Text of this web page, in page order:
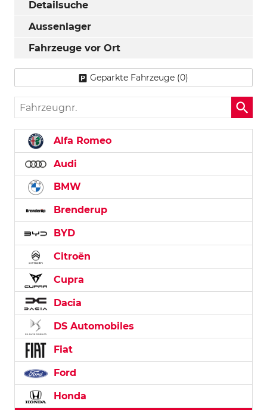
Detailsuche
Aussenlager
Fahrzeuge vor Ort
Geparkte Fahrzeuge (0)
Fahrzeugnr.
Alfa Romeo
Audi
BMW
Brenderup
BYD
Citroën
Cupra
Dacia
DS Automobiles
Fiat
Ford
Honda